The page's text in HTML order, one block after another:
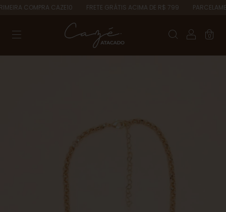
COMPRA CAZE10 FRETE GRÁTIS ACIMA DE R$ 799
0